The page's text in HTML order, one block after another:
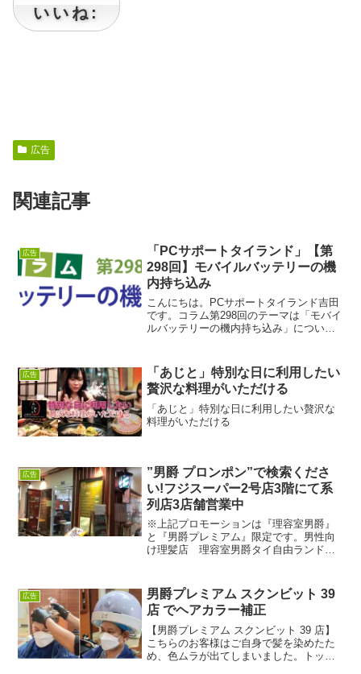
いいね:
広告
関連記事
広告
「PCサポートタイランド」【第
298回】モバイルバッテリーの機
内持ち込み
こんにちは。PCサポートタイランド吉田
です。コラム第298回のテーマは「モバイ
ルバッテリーの機内持ち込み」について
ます。モバイルバッテリー(別名パワーバ
ンク)ですが、最...
広告
「あじと」特別な日に利用したい
贅沢な料理がいただける
「あじと」特別な日に利用したい贅沢な
料理がいただける
広告
”男爵 プロンポン”で検索くださ
い!フジスーパー2号店3階にて系
列店3店舗営業中
※上記プロモーションは『理容室男爵』
と『男爵プレミアム』限定です。男性向
け理髪店 理容室男爵タイ自由ランドの
ケアすることを基本として、男性の皆様
が望んでいる理想に近づける...
広告
男爵プレミアム スクンビット 39
店 でヘアカラー補正
【男爵プレミアム スクンビット 39 店】
こちらのお客様はご自身で髪を染めたた
め、色ムラが出てしまいました。トップ